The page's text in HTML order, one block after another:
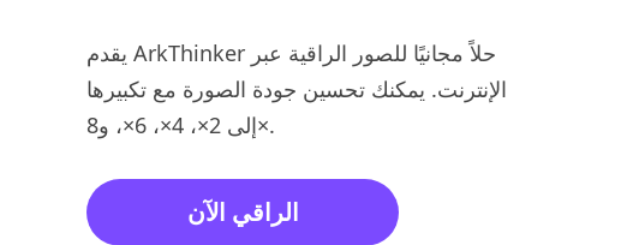
يقدم ArkThinker حلاً مجانيًا للصور الراقية عبر
الإنترنت. يمكنك تحسين جودة الصورة مع تكبيرها
إلى 2×، 4×، 6×، و8×.
الراقي الآن